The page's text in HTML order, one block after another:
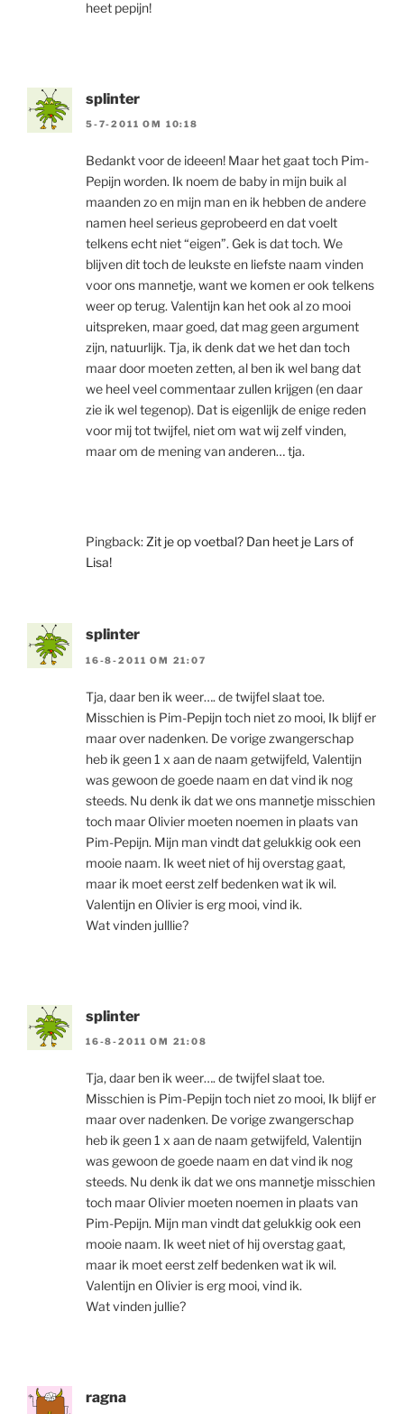
heet pepijn!
splinter
5-7-2011 OM 10:18
Bedankt voor de ideeen! Maar het gaat toch Pim-
Pepijn worden. Ik noem de baby in mijn buik al
maanden zo en mijn man en ik hebben de andere
namen heel serieus geprobeerd en dat voelt
telkens echt niet “eigen”. Gek is dat toch. We
blijven dit toch de leukste en liefste naam vinden
voor ons mannetje, want we komen er ook telkens
weer op terug. Valentijn kan het ook al zo mooi
uitspreken, maar goed, dat mag geen argument
zijn, natuurlijk. Tja, ik denk dat we het dan toch
maar door moeten zetten, al ben ik wel bang dat
we heel veel commentaar zullen krijgen (en daar
zie ik wel tegenop). Dat is eigenlijk de enige reden
voor mij tot twijfel, niet om wat wij zelf vinden,
maar om de mening van anderen… tja.
Pingback:Zit je op voetbal? Dan heet je Lars of
Lisa!
splinter
16-8-2011 OM 21:07
Tja, daar ben ik weer…. de twijfel slaat toe.
Misschien is Pim-Pepijn toch niet zo mooi, Ik blijf er
maar over nadenken. De vorige zwangerschap
heb ik geen 1 x aan de naam getwijfeld, Valentijn
was gewoon de goede naam en dat vind ik nog
steeds. Nu denk ik dat we ons mannetje misschien
toch maar Olivier moeten noemen in plaats van
Pim-Pepijn. Mijn man vindt dat gelukkig ook een
mooie naam. Ik weet niet of hij overstag gaat,
maar ik moet eerst zelf bedenken wat ik wil.
Valentijn en Olivier is erg mooi, vind ik.
Wat vinden julllie?
splinter
16-8-2011 OM 21:08
Tja, daar ben ik weer…. de twijfel slaat toe.
Misschien is Pim-Pepijn toch niet zo mooi, Ik blijf er
maar over nadenken. De vorige zwangerschap
heb ik geen 1 x aan de naam getwijfeld, Valentijn
was gewoon de goede naam en dat vind ik nog
steeds. Nu denk ik dat we ons mannetje misschien
toch maar Olivier moeten noemen in plaats van
Pim-Pepijn. Mijn man vindt dat gelukkig ook een
mooie naam. Ik weet niet of hij overstag gaat,
maar ik moet eerst zelf bedenken wat ik wil.
Valentijn en Olivier is erg mooi, vind ik.
Wat vinden jullie?
ragna